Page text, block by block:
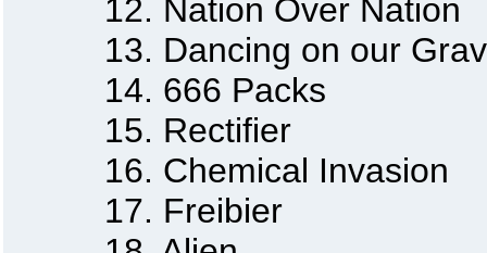
12. Nation Over Nation
13. Dancing on our
14. 666 Packs
15. Rectifier
16. Chemical Invasion
17. Freibier